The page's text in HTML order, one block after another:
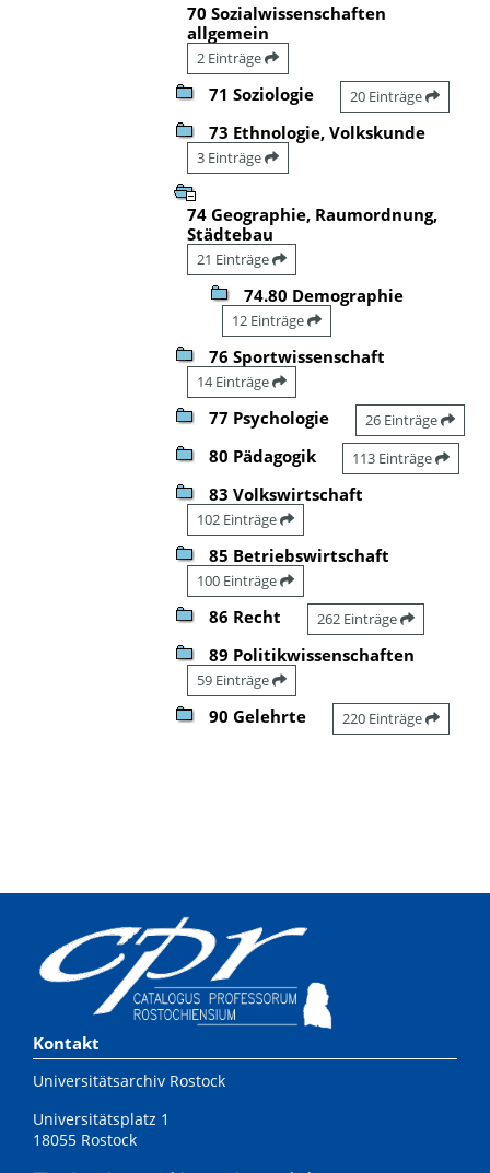
70 Sozialwissenschaften
allgemein
2 Einträge
71 Soziologie 20 Einträge
73 Ethnologie, Volkskunde
3 Einträge
74 Geographie, Raumordnung,
Städtebau
21 Einträge
74.80 Demographie
12 Einträge
76 Sportwissenschaft
14 Einträge
77 Psychologie 26 Einträge
80 Pädagogik 113 Einträge
83 Volkswirtschaft
102 Einträge
85 Betriebswirtschaft
100 Einträge
86 Recht 262 Einträge
89 Politikwissenschaften
59 Einträge
90 Gelehrte 220 Einträge
Kontakt
Universitätsarchiv Rostock
Universitätsplatz 1
18055 Rostock